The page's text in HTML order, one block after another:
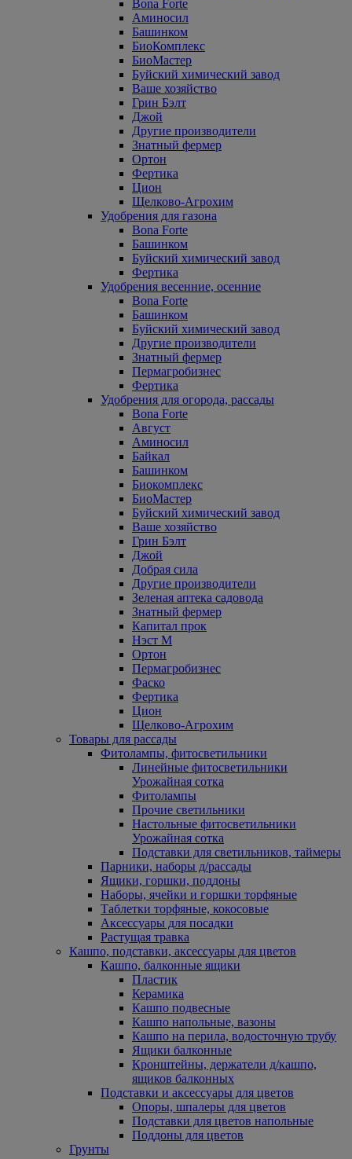
Bona Forte
Аминосил
Башинком
БиоКомплекс
БиоМастер
Буйский химический завод
Ваше хозяйство
Грин Бэлт
Джой
Другие производители
Знатный фермер
Ортон
Фертика
Цион
Щелково-Агрохим
Удобрения для газона
Bona Forte
Башинком
Буйский химический завод
Фертика
Удобрения весенние, осенние
Bona Forte
Башинком
Буйский химический завод
Другие производители
Знатный фермер
Пермагробизнес
Фертика
Удобрения для огорода, рассады
Bona Forte
Август
Аминосил
Байкал
Башинком
Биокомплекс
БиоМастер
Буйский химический завод
Ваше хозяйство
Грин Бэлт
Джой
Добрая сила
Другие производители
Зеленая аптека садовода
Знатный фермер
Капитал прок
Нэст М
Ортон
Пермагробизнес
Фаско
Фертика
Цион
Щелково-Агрохим
Товары для рассады
Фитолампы, фитосветильники
Линейные фитосветильники
Урожайная сотка
Фитолампы
Прочие светильники
Настольные фитосветильники
Урожайная сотка
Подставки для светильников, таймеры
Парники, наборы д/рассады
Ящики, горшки, поддоны
Наборы, ячейки и горшки торфяные
Таблетки торфяные, кокосовые
Аксессуары для посадки
Растущая травка
Кашпо, подставки, аксессуары для цветов
Кашпо, балконные ящики
Пластик
Керамика
Кашпо подвесные
Кашпо напольные, вазоны
Кашпо на перила, водосточную трубу
Ящики балконные
Кронштейны, держатели д/кашпо,
ящиков балконных
Подставки и аксессуары для цветов
Опоры, шпалеры для цветов
Подставки для цветов напольные
Поддоны для цветов
Грунты